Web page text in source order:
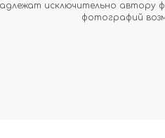
исключительно автору
фотографий